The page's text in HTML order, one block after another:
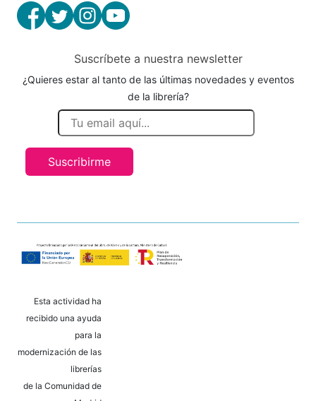
Suscríbete a nuestra newsletter
¿Quieres estar al tanto de las últimas novedades y eventos
de la librería?
Suscribirme
Esta actividad ha
recibido una ayuda
para la
modernización de las
librerías
de la Comunidad de